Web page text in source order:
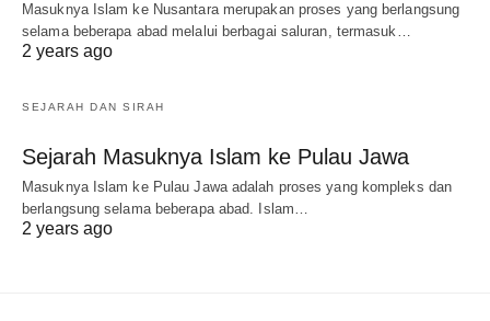
Masuknya Islam ke Nusantara merupakan proses yang berlangsung
selama beberapa abad melalui berbagai saluran, termasuk…
2 years ago
SEJARAH DAN SIRAH
Sejarah Masuknya Islam ke Pulau Jawa
Masuknya Islam ke Pulau Jawa adalah proses yang kompleks dan
berlangsung selama beberapa abad. Islam…
2 years ago